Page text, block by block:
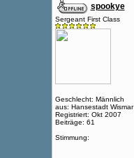
spookye
Sergeant First Class
Geschlecht: Männlich
aus: Hansestadt Wismar
Registriert: Okt 2007
Beiträge: 61
Stimmung: